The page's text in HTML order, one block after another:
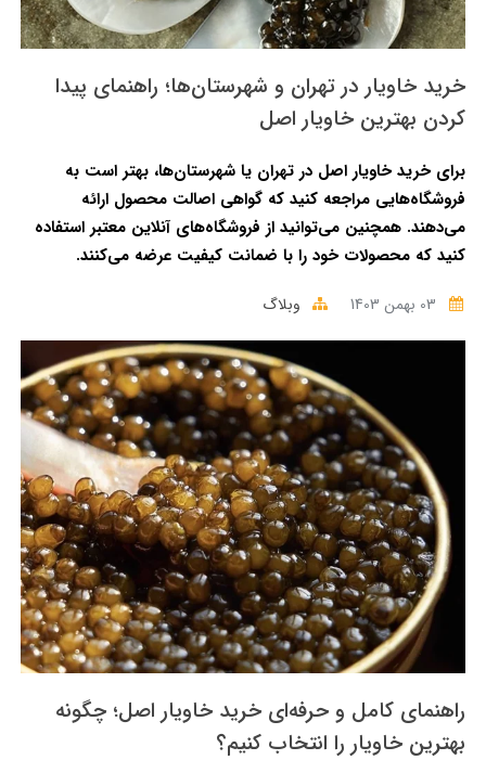
خرید خاویار در تهران و شهرستان‌ها؛ راهنمای پیدا
کردن بهترین خاویار اصل
برای خرید خاویار اصل در تهران یا شهرستان‌ها، بهتر است به
فروشگاه‌هایی مراجعه کنید که گواهی اصالت محصول ارائه
می‌دهند. همچنین می‌توانید از فروشگاه‌های آنلاین معتبر استفاده
کنید که محصولات خود را با ضمانت کیفیت عرضه می‌کنند.
وبلاگ
راهنمای کامل و حرفه‌ای خرید خاویار اصل؛ چگونه
بهترین خاویار را انتخاب کنیم؟